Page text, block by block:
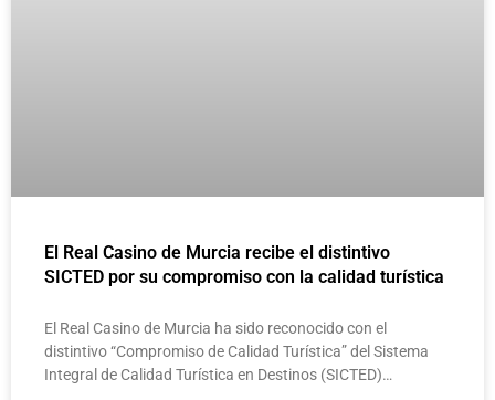
El Real Casino de Murcia recibe el distintivo
SICTED por su compromiso con la calidad turística
El Real Casino de Murcia ha sido reconocido con el
distintivo “Compromiso de Calidad Turística” del Sistema
Integral de Calidad Turística en Destinos (SICTED)…